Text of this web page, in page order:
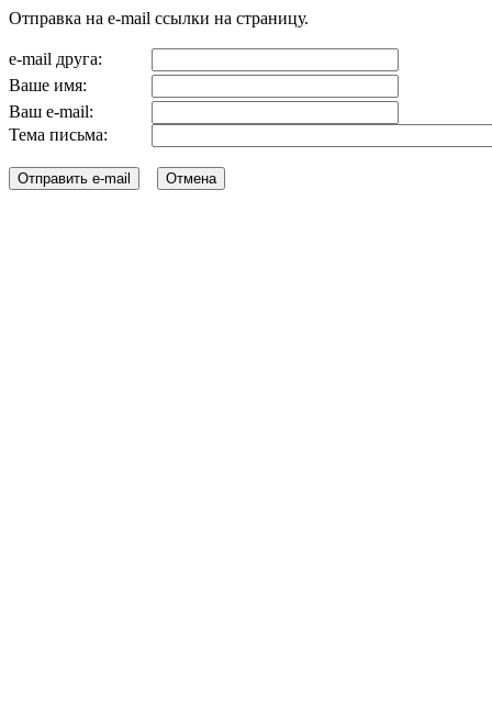
Отправка на e-mail ссылки на страницу.
e-mail друга:
Ваше имя:
Ваш e-mail:
Тема письма: